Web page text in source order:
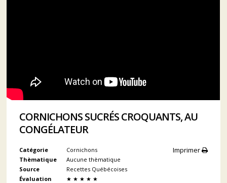
CORNICHONS SUCRÉS CROQUANTS, AU
CONGÉLATEUR
Imprimer
Catégorie
Cornichons
Thèmatique
Aucune thèmatique
Source
Recettes Québécoises
Évaluation
★ ★ ★ ★ ★